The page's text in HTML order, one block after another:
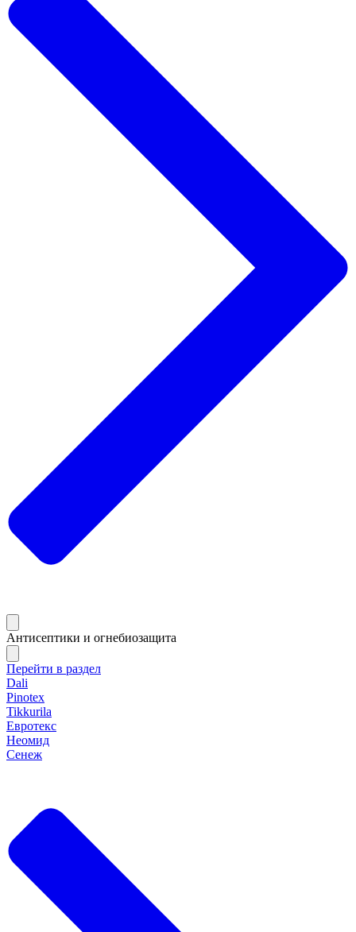
Антисептики и огнебиозащита
Перейти в раздел
Dali
Pinotex
Tikkurila
Евротекс
Неомид
Сенеж